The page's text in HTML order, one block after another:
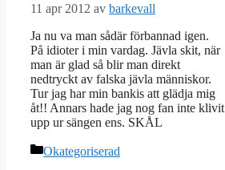
11 apr 2012 av barkevall
Ja nu va man sådär förbannad igen.
På idioter i min vardag. Jävla skit, när
man är glad så blir man direkt
nedtryckt av falska jävla människor.
Tur jag har min bankis att glädja mig
åt!! Annars hade jag nog fan inte klivit
upp ur sängen ens. SKÅL
Kategorier
Okategoriserad